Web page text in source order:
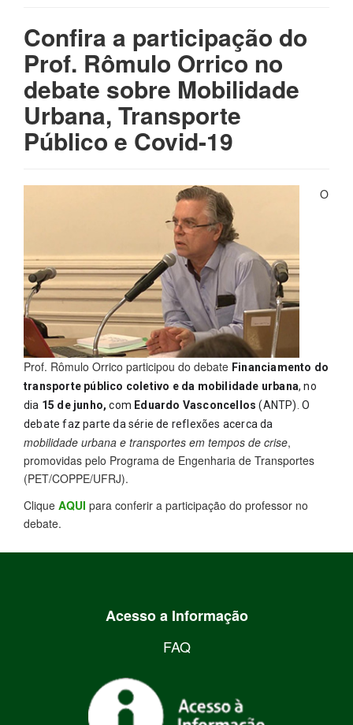
Confira a participação do
Prof. Rômulo Orrico no
debate sobre Mobilidade
Urbana, Transporte
Público e Covid-19
O
Prof. Rômulo Orrico participou do debate Financiamento do
transporte público coletivo e da mobilidade urbana, no
dia 15 de junho,com Eduardo Vasconcellos(ANTP). O
debate faz parte da série de reflexões acerca da
mobilidade urbana e transportes em tempos de crise,
promovidas pelo Programa de Engenharia de Transportes
(PET/COPPE/UFRJ).
Clique AQUI para conferir a participação do professor no
debate.
Acesso a Informação
FAQ